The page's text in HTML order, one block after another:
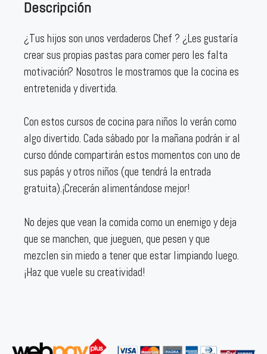
Descripción
¿Tus hijos son unos verdaderos Chef ? ¿Les gustaría
crear sus propias pastas para comer pero les falta
motivación? Nosotros le mostramos que la cocina es
entretenida y divertida.
Con estos cursos de cocina para niños lo verán como
algo divertido. Cada sábado por la mañana podrán ir al
curso dónde compartirán estos momentos con uno de
sus papás y otros niños (que tendrá la entrada
gratuita).¡Crecerán alimentándose mejor!
No dejes que vean la comida como un enemigo y deja
que se manchen, que jueguen, que pesen y que
mezclen sin miedo a tener que estar limpiando luego.
¡Haz que vuele su creatividad!